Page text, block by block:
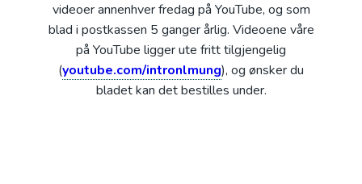
INTRO
GI TIL UNGGLOBAL
NETTBUTIKK
videoer annenhver fredag på YouTube, og som
blad i postkassen 5 ganger årlig. Videoene våre
på YouTube ligger ute fritt tilgjengelig
(youtube.com/intronlmung), og ønsker du
bladet kan det bestilles under.